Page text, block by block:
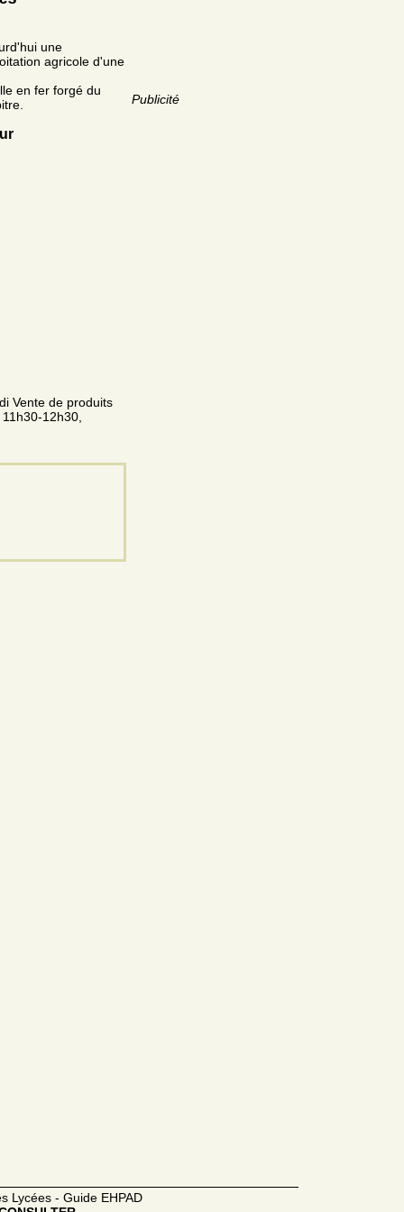
Publicité
une
agricole d'une
en fer forgé du
Vente de produits
12h30,
Lycées - Guide EHPAD